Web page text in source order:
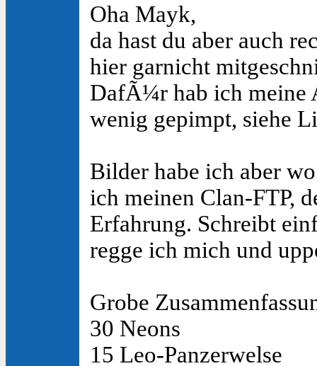
Oha Mayk,
da hast du aber auch
hier garnicht
DafÃ¼r hab ich meine
wenig gepimpt, siehe
Bilder habe ich aber
ich meinen Clan-FTP,
Erfahrung. Schreibt
regge ich mich und
Grobe
30 Neons
15 Leo-Panzerwelse